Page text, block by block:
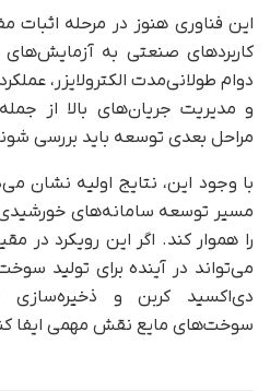
این فناوری هنوز در مرحله اثبات
کاربردهای صنعتی به
دوام طولانی‌مدت الکترولایزر،
و مدیریت جریان‌های بالا از
مراحل بعدی توسعه باید بررسی
با وجود این، نتایج اولیه نشان
مسیر توسعه سامانه‌های خورشیدی
را هموار کند. اگر این رویکرد
می‌تواند در آینده برای تولید
دی‌اکسید کربن و ذخیره‌سازی
سوخت‌های مایع نقش مهمی ایفا